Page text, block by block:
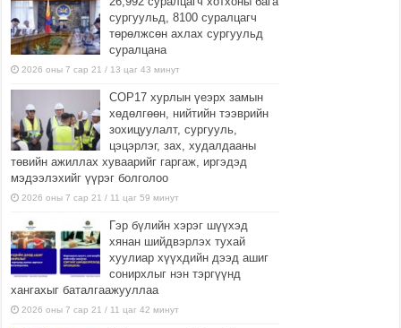
сургуульд, 8100 суралцагч
төрөлжсөн ахлах сургуульд
суралцана
2026 оны 7 сар 21 / 13 цаг 43 минут
COP17 хурлын үеэрх замын
хөдөлгөөн, нийтийн тээврийн
зохицуулалт, сургууль,
цэцэрлэг, зах, худалдааны
төвийн ажиллах хуваарийг гаргаж, иргэдэд
мэдээлэхийг үүрэг болголоо
2026 оны 7 сар 21 / 11 цаг 59 минут
Гэр бүлийн хэрэг шүүхэд
хянан шийдвэрлэх тухай
хуулиар хүүхдийн дээд ашиг
сонирхлыг нэн тэргүүнд
хангахыг баталгаажууллаа
2026 оны 7 сар 21 / 11 цаг 42 минут